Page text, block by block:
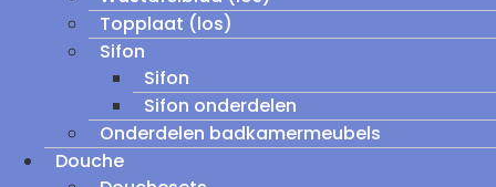
Topplaat (los)
Sifon
Sifon
Sifon onderdelen
Onderdelen badkamermeubels
Douche